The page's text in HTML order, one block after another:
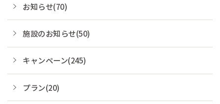
お知らせ(70)
施設のお知らせ(50)
キャンペーン(245)
プラン(20)